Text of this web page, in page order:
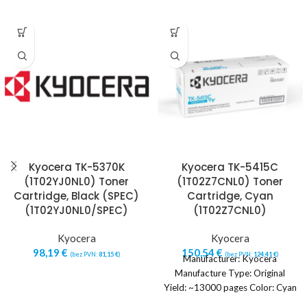
Kyocera TK-5370K
(1T02YJ0NL0) Toner
Cartridge, Black (SPEC)
(1T02YJ0NL0/SPEC)
Kyocera
98,19 € (bez PVN: 81,15€)
Kyocera TK-5415C
(1T02Z7CNL0) Toner
Cartridge, Cyan
(1T02Z7CNL0)
Kyocera
150,54 € (bez PVN: 124,41 €)
Manufacturer: Kyocera
Manufacture Type: Original
Yield: ~13000 pages Color: Cyan